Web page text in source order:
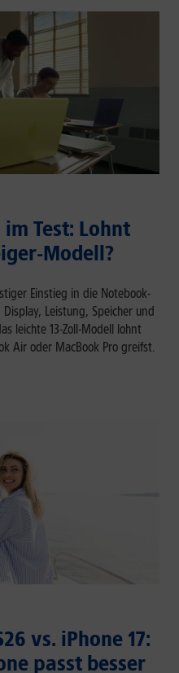
Test: Lohnt
Modell?
Einstieg in die Notebook-
Leistung, Speicher und
leichte 13-Zoll-Modell lohnt
Air oder MacBook Pro greifst.
vs. iPhone 17:
passt besser